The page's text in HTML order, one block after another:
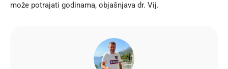
može potrajati godinama, objašnjava dr. Vij.